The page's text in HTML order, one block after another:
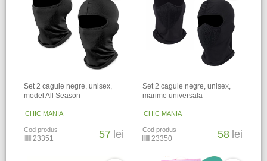
Set 2 cagule negre, unisex,
model All Season
CHIC MANIA
Cod produs
23351 57 lei
Set 2 cagule negre, unisex,
marime universala
CHIC MANIA
Cod produs
23350 58 lei